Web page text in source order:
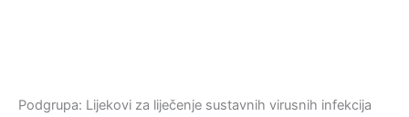
Podgrupa: Lijekovi za liječenje sustavnih virusnih infekcija